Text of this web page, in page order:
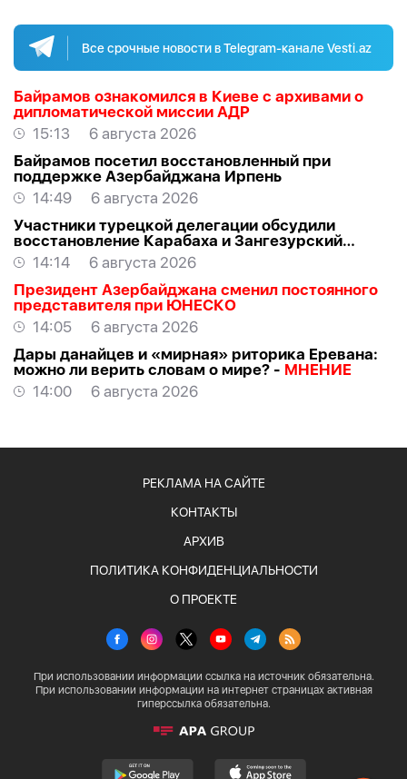
Все срочные новости в Telegram-канале Vesti.az
Байрамов ознакомился в Киеве с архивами о
дипломатической миссии АДР
15:13
6 августа 2026
Байрамов посетил восстановленный при
поддержке Азербайджана Ирпень
14:49
6 августа 2026
Участники турецкой делегации обсудили
восстановление Карабаха и Зангезурский
коридор
14:14
6 августа 2026
Президент Азербайджана сменил постоянного
представителя при ЮНЕСКО
14:05
6 августа 2026
Дары данайцев и «мирная» риторика Еревана:
можно ли верить словам о мире? - МНЕНИЕ
14:00
6 августа 2026
РЕКЛАМА НА САЙТЕ
КОНТАКТЫ
АРХИВ
ПОЛИТИКА КОНФИДЕНЦИАЛЬНОСТИ
О ПРОЕКТЕ
При использовании информации ссылка на источник обязательна.
При использовании информации на интернет страницах активная
гиперссылка обязательна.